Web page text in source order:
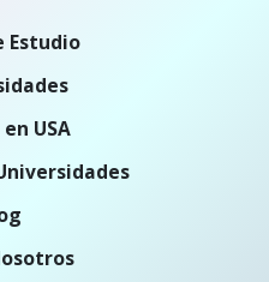
Estudio
USA